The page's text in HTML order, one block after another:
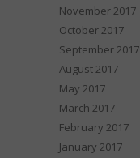
November 2017
October 2017
September 2017
August 2017
May 2017
March 2017
February 2017
January 2017